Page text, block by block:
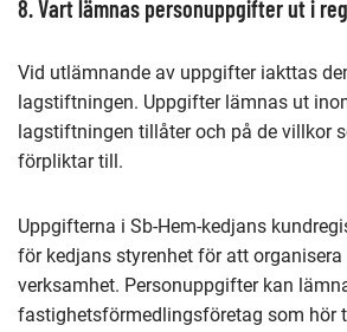
8. Vart lämnas personuppgifter ut i
Vid utlämnande av uppgifter iakttas
lagstiftningen. Uppgifter lämnas ut
lagstiftningen tillåter och på de villkor
förpliktar till.
Uppgifterna i Sb-Hem-kedjans
för kedjans styrenhet för att organisera
verksamhet. Personuppgifter kan
fastighetsförmedlingsföretag som hör